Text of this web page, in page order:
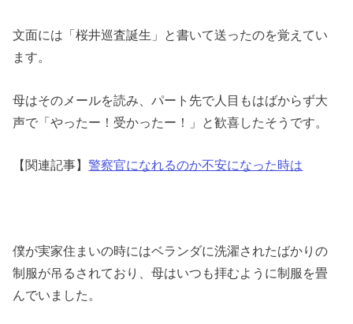
文面には「桜井巡査誕生」と書いて送ったのを覚えてい
ます。
母はそのメールを読み、パート先で人目もはばからず大
声で「やったー！受かったー！」と歓喜したそうです。
【関連記事】警察官になれるのか不安になった時は
僕が実家住まいの時にはベランダに洗濯されたばかりの
制服が吊るされており、母はいつも拝むように制服を畳
んでいました。